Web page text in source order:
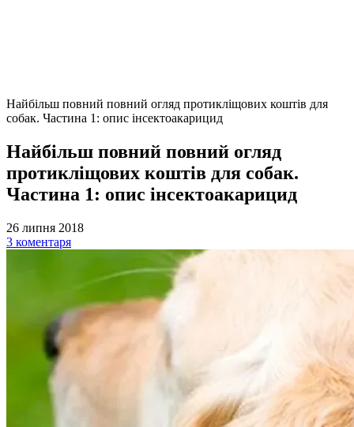
Найбільш повний повний огляд протикліщових коштів для
собак. Частина 1: опис інсектоакарицид
Найбільш повний повний огляд
протикліщових коштів для собак.
Частина 1: опис інсектоакарицид
26 липня 2018
3 коментаря